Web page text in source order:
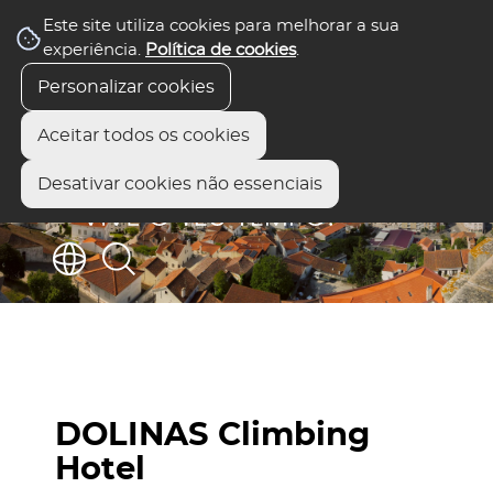
Este site utiliza cookies para melhorar a sua
experiência. Política de cookies.
Personalizar cookies
Aceitar todos os cookies
Desativar cookies não essenciais
DOLINAS Climbing
Hotel